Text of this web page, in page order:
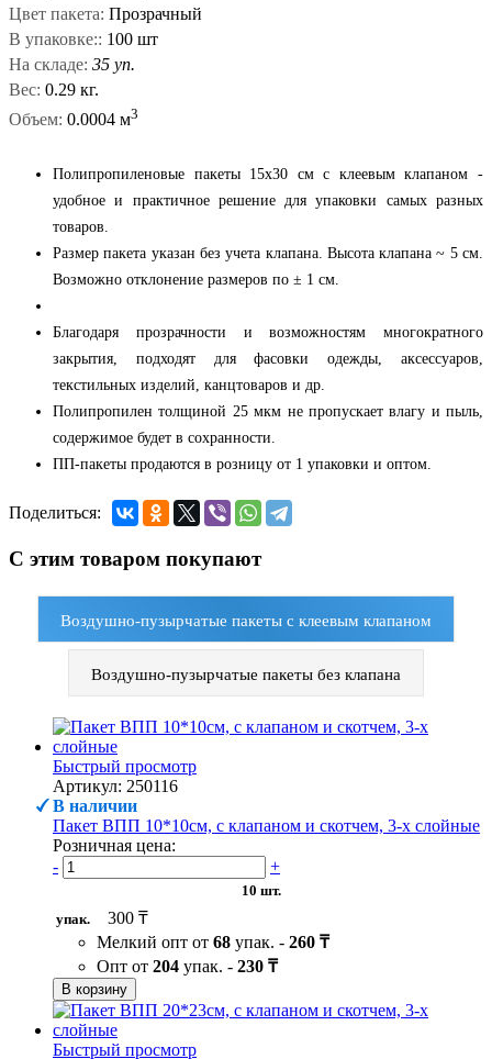
Цвет пакета: Прозрачный
В упаковке:: 100 шт
На складе: 35 уп.
Вес: 0.29 кг.
Объем: 0.0004 м3
Полипропиленовые пакеты 15x30 см с клеевым клапаном -
удобное и практичное решение для упаковки самых разных
товаров.
Размер пакета указан без учета клапана. Высота клапана ~ 5 см.
Возможно отклонение размеров по ± 1 см.
Благодаря прозрачности и возможностям многократного
закрытия, подходят для фасовки одежды, аксессуаров,
текстильных изделий, канцтоваров и др.
Полипропилен толщиной 25 мкм не пропускает влагу и пыль,
содержимое будет в сохранности.
ПП-пакеты продаются в розницу от 1 упаковки и оптом.
Поделиться:
С этим товаром покупают
Воздушно-пузырчатые пакеты с клеевым клапаном
Воздушно-пузырчатые пакеты без клапана
Быстрый просмотр
Артикул: 250116
В наличии
Пакет ВПП 10*10см, с клапаном и скотчем, 3-х слойные
Розничная цена:
-
+
10 шт.
упак.
300 ₸
Мелкий опт от 68 упак. - 260 ₸
Опт от 204 упак. - 230 ₸
В корзину
Быстрый просмотр